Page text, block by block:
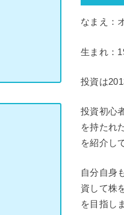
なまえ：
生まれ：
投資は
投資初心
を持たれ
を紹介し
自分自身
資して株
を目指し